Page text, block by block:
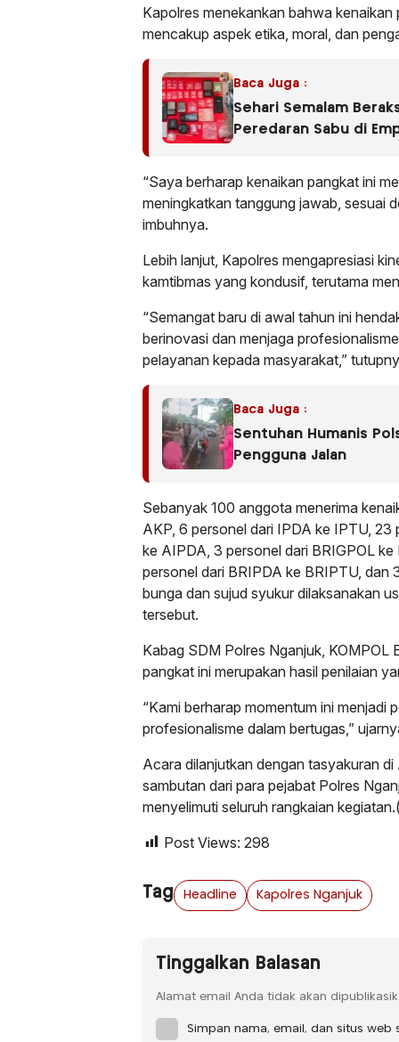
Kapolres menekankan bahwa
mencakup aspek etika, moral, dan
Baca Juga :
Sehari Semalam
Peredaran Sabu di
“Saya berharap kenaikan pangkat ini
meningkatkan tanggung jawab, sesuai
imbuhnya.
Lebih lanjut, Kapolres mengapresiasi
kamtibmas yang kondusif, terutama
“Semangat baru di awal tahun ini
berinovasi dan menjaga
pelayanan kepada masyarakat,”
Baca Juga :
Sentuhan Humanis
Pengguna Jalan
Sebanyak 100 anggota menerima
AKP, 6 personel dari IPDA ke IPTU,
ke AIPDA, 3 personel dari BRIGPOL
personel dari BRIPDA ke BRIPTU, dan
bunga dan sujud syukur dilaksanakan
tersebut.
Kabag SDM Polres Nganjuk, KOMPOL
pangkat ini merupakan hasil penilaian
“Kami berharap momentum ini
profesionalisme dalam bertugas,”
Acara dilanjutkan dengan tasyakuran
sambutan dari para pejabat Polres
menyelimuti seluruh rangkaian
Post Views: 298
Tag Headline Kapolres Nganjuk
Tinggalkan Balasan
Alamat email Anda tidak akan
Simpan nama, email, dan situs